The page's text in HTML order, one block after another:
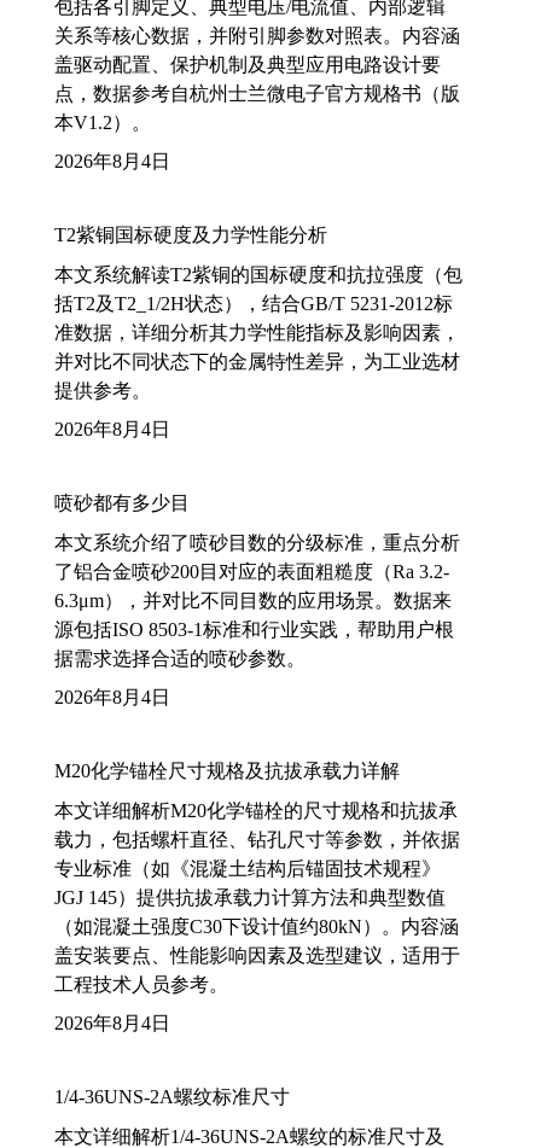
包括各引脚定义、典型电压/电流值、内部逻辑
关系等核心数据，并附引脚参数对照表。内容涵
盖驱动配置、保护机制及典型应用电路设计要
点，数据参考自杭州士兰微电子官方规格书（版
本V1.2）。
2026年8月4日
T2紫铜国标硬度及力学性能分析
本文系统解读T2紫铜的国标硬度和抗拉强度（包
括T2及T2_1/2H状态），结合GB/T 5231-2012标
准数据，详细分析其力学性能指标及影响因素，
并对比不同状态下的金属特性差异，为工业选材
提供参考。
2026年8月4日
喷砂都有多少目
本文系统介绍了喷砂目数的分级标准，重点分析
了铝合金喷砂200目对应的表面粗糙度（Ra 3.2-
6.3μm），并对比不同目数的应用场景。数据来
源包括ISO 8503-1标准和行业实践，帮助用户根
据需求选择合适的喷砂参数。
2026年8月4日
M20化学锚栓尺寸规格及抗拔承载力详解
本文详细解析M20化学锚栓的尺寸规格和抗拔承
载力，包括螺杆直径、钻孔尺寸等参数，并依据
专业标准（如《混凝土结构后锚固技术规程》
JGJ 145）提供抗拔承载力计算方法和典型数值
（如混凝土强度C30下设计值约80kN）。内容涵
盖安装要点、性能影响因素及选型建议，适用于
工程技术人员参考。
2026年8月4日
1/4-36UNS-2A螺纹标准尺寸
本文详细解析1/4-36UNS-2A螺纹的标准尺寸及